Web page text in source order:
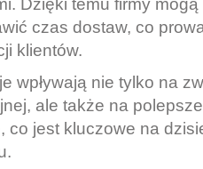
Dzięki temu firmy
czas dostaw, co
klientów.
wpływają nie tylko na
ale także na
co jest kluczowe na